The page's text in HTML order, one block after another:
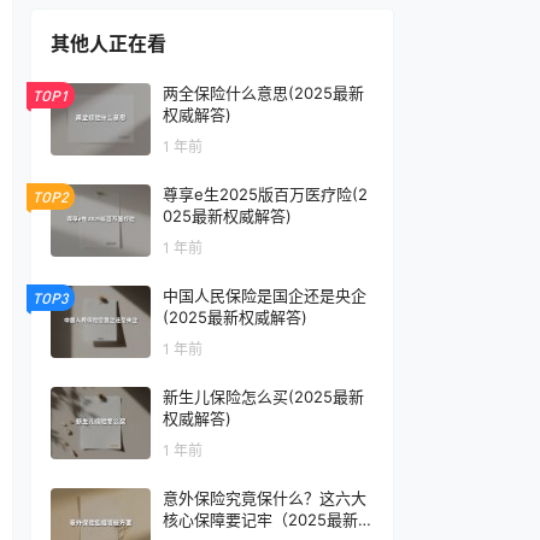
其他人正在看
TOP1
两全保险什么意思(2025最新
权威解答)
1 年前
TOP2
尊享e生2025版百万医疗险(2
025最新权威解答)
1 年前
TOP3
中国人民保险是国企还是央企
(2025最新权威解答)
1 年前
新生儿保险怎么买(2025最新
权威解答)
1 年前
意外保险究竟保什么？这六大
核心保障要记牢（2025最新拆